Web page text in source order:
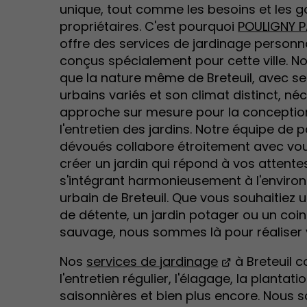
unique, tout comme les besoins et les
propriétaires. C'est pourquoi POULIGNY
offre des services de jardinage
conçus spécialement pour cette ville.
que la nature même de Breteuil, avec
urbains variés et son climat distinct,
approche sur mesure pour la
l'entretien des jardins. Notre équipe de
dévoués collabore étroitement avec
créer un jardin qui répond à vos
s'intégrant harmonieusement à
urbain de Breteuil. Que vous souhaitiez
de détente, un jardin potager ou un
sauvage, nous sommes là pour réaliser
Nos services de jardinage
à Breteuil
l'entretien régulier, l'élagage, la
saisonnières et bien plus encore. Nous